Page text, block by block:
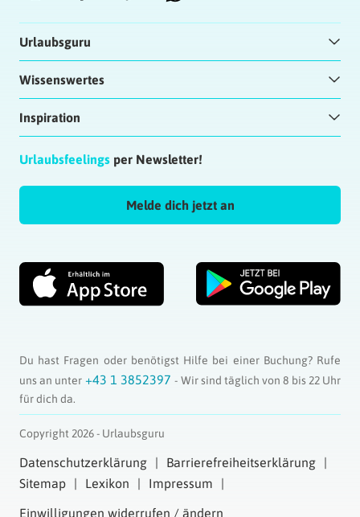
Urlaubsguru
Wissenswertes
Inspiration
Urlaubsfeelings per Newsletter!
Melde dich jetzt an
Du hast Fragen oder benötigst Hilfe bei einer Buchung? Rufe
uns an unter +43 1 3852397- Wir sind täglich von 8 bis 22 Uhr
für dich da.
Copyright 2026 - Urlaubsguru
Datenschutzerklärung
Barrierefreiheitserklärung
Sitemap
Lexikon Impressum
Einwilligungen widerrufen / ändern